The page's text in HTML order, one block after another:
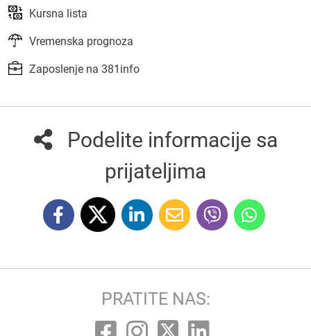
Kursna lista
Vremenska prognoza
Zaposlenje na 381info
Podelite informacije sa
prijateljima
PRATITE NAS: